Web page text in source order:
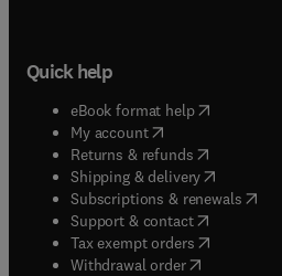
Quick help
eBook format help( opens in
My account( opens in new tab/
Returns & refunds( opens in
Shipping & delivery(opens in
Subscriptions & renewals(
Support & contact( opens in
Tax exempt orders( opens in
Withdrawal order